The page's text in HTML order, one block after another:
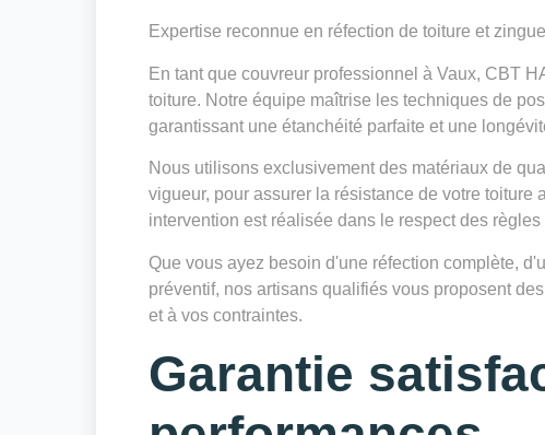
Expertise reconnue en réfection de toiture et
En tant que couvreur professionnel à Vaux, CBT
toiture. Notre équipe maîtrise les techniques de
garantissant une étanchéité parfaite et une
Nous utilisons exclusivement des matériaux de
vigueur, pour assurer la résistance de votre toiture
intervention est réalisée dans le respect des
Que vous ayez besoin d'une réfection complète,
préventif, nos artisans qualifiés vous proposent
et à vos contraintes.
Garantie